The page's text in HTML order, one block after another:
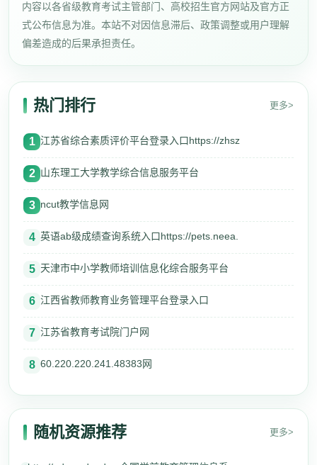
内容以各省级教育考试主管部门、高校招生官方网站及官方正
式公布信息为准。本站不对因信息滞后、政策调整或用户理解
偏差造成的后果承担责任。
热门排行 更多>
1 江苏省综合素质评价平台登录入口https://zhsz
2 山东理工大学教学综合信息服务平台
3 ncut教学信息网
4 英语ab级成绩查询系统入口https://pets.neea.
5 天津市中小学教师培训信息化综合服务平台
6 江西省教师教育业务管理平台登录入口
7 江苏省教育考试院门户网
8 60.220.220.241.48383网
随机资源推荐 更多>